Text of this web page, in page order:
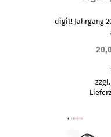
weist
digit! Jahrgang
zzgl.